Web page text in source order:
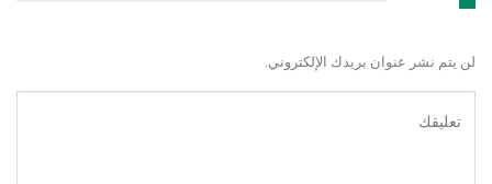
لن يتم نشر عنوان بريدك الإلكتروني.